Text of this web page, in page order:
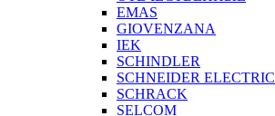
EMAS
GIOVENZANA
IEK
SCHINDLER
SCHNEIDER ELECTRIC
SCHRACK
SELCOM